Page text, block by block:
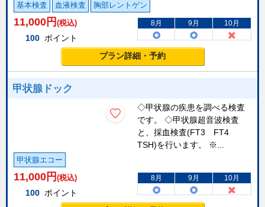
基本検査 血液検査 胸部レントゲン
11,000 円 (税込)
100 ポイント
8月 9月 10月
プラン詳細・予約
甲状腺ドック
◇甲状腺の疾患を調べる検査
です。 ◇甲状腺超音波検査
と、採血検査(FT3 FT4
TSH)を行います。 ※...
甲状腺エコー
11,000 円 (税込)
100 ポイント
8月 9月 10月